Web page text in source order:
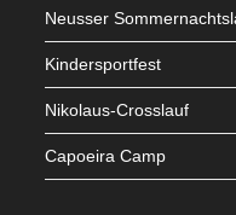
Neusser
Kindersportfest
Nikolaus-Crosslauf
Capoeira Camp